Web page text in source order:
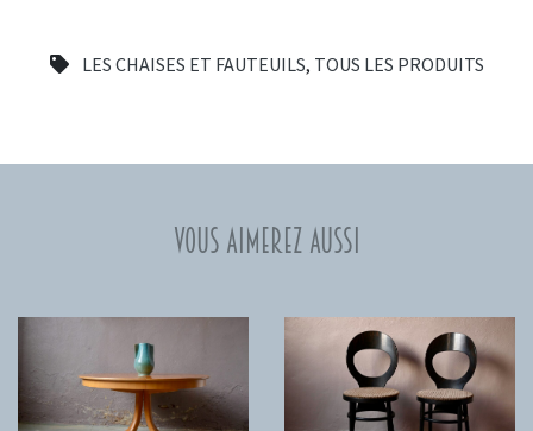
LES CHAISES ET FAUTEUILS, TOUS LES PRODUITS
Vous aimerez aussi